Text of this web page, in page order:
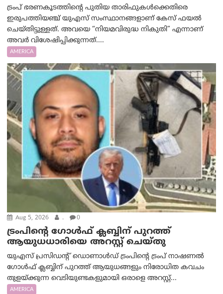
ട്രംപ് ഭരണകൂടത്തിന്റെ പുതിയ താരിഫുകൾക്കെതിരെ
ഇരുപത്തിയഞ്ച് യുഎസ് സംസ്ഥാനങ്ങളാണ് കേസ് ഫയൽ
ചെയ്തിട്ടുള്ളത്. അവയെ “നിയമവിരുദ്ധ നികുതി” എന്നാണ്
അവര്‍ വിശേഷിപ്പിക്കുന്നത്....
AMERICA
Aug 5, 2026 . 0
ട്രംപിന്റെ ഗോൾഫ് ക്ലബ്ബിന് പുറത്ത്
ആയുധധാരിയെ അറസ്റ്റ് ചെയ്തു
യുഎസ് പ്രസിഡന്റ് ഡൊണാൾഡ് ട്രംപിന്റെ ട്രംപ് നാഷണൽ
ഗോൾഫ് ക്ലബ്ബിന് പുറത്ത് ആയുധങ്ങളും നിരോധിത കവചം
തുളയ്ക്കുന്ന വെടിയുണ്ടകളുമായി ഒരാളെ അറസ്റ്റ്...
AMERICA